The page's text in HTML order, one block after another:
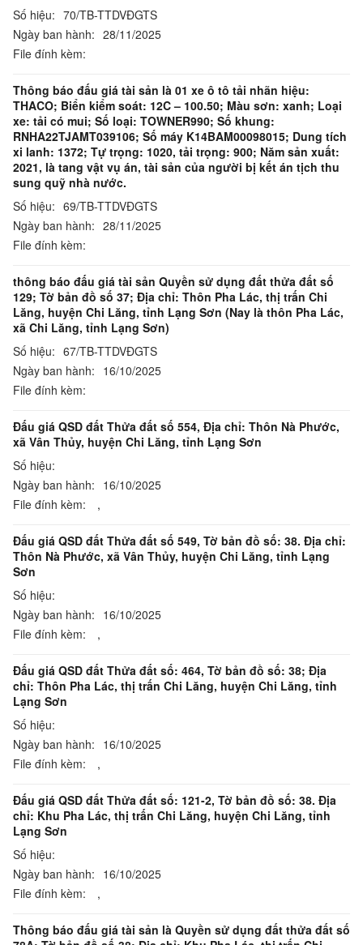
Số hiệu: 70/TB-TTDVĐGTS
Ngày ban hành: 28/11/2025
File đính kèm:
Thông báo đấu giá tài sản là 01 xe ô tô tải nhãn hiệu:
THACO; Biển kiểm soát: 12C – 100.50; Màu sơn: xanh; Loại
xe: tải có mui; Số loại: TOWNER990; Số khung:
RNHA22TJAMT039106; Số máy K14BAM00098015; Dung tích
xi lanh: 1372; Tự trọng: 1020, tải trọng: 900; Năm sản xuất:
2021, là tang vật vụ án, tài sản của người bị kết án tịch thu
sung quỹ nhà nước.
Số hiệu: 69/TB-TTDVĐGTS
Ngày ban hành: 28/11/2025
File đính kèm:
thông báo đấu giá tài sản Quyền sử dụng đất thửa đất số
129; Tờ bản đồ số 37; Địa chỉ: Thôn Pha Lác, thị trấn Chi
Lăng, huyện Chi Lăng, tỉnh Lạng Sơn (Nay là thôn Pha Lác,
xã Chi Lăng, tỉnh Lạng Sơn)
Số hiệu: 67/TB-TTDVĐGTS
Ngày ban hành: 16/10/2025
File đính kèm:
Đấu giá QSD đất Thửa đất số 554, Địa chỉ: Thôn Nà Phước,
xã Vân Thủy, huyện Chi Lăng, tỉnh Lạng Sơn
Số hiệu:
Ngày ban hành: 16/10/2025
File đính kèm:
,
Đấu giá QSD đất Thửa đất số 549, Tờ bản đồ số: 38. Địa chỉ:
Thôn Nà Phước, xã Vân Thủy, huyện Chi Lăng, tỉnh Lạng
Sơn
Số hiệu:
Ngày ban hành: 16/10/2025
File đính kèm:
,
Đấu giá QSD đất Thửa đất số: 464, Tờ bản đồ số: 38; Địa
chỉ: Thôn Pha Lác, thị trấn Chi Lăng, huyện Chi Lăng, tỉnh
Lạng Sơn
Số hiệu:
Ngày ban hành: 16/10/2025
File đính kèm:
,
Đấu giá QSD đất Thửa đất số: 121-2, Tờ bản đồ số: 38. Địa
chỉ: Khu Pha Lác, thị trấn Chi Lăng, huyện Chi Lăng, tỉnh
Lạng Sơn
Số hiệu:
Ngày ban hành: 16/10/2025
File đính kèm:
,
Thông báo đấu giá tài sản là Quyền sử dụng đất thửa đất số